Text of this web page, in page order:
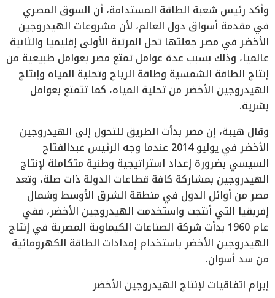
وأكد رئيس شعبة الطاقة المستدامة، أن السوق المصري
في مقدمة أسواق دول العالم، لأن مشروعات الهيدروجين
الأخضر في مصر جعلتها تحل المرتبة الأولى إقليميا والثانية
عالميا، وذلك بسبب عدة عوامل تمتع مصر بعوامل طبيعية من
إنتاج الطاقة الشمسية وطاقة الرياح وتحلية المياه وإنتاج
الهيدروجين الأخضر من تحلية المياه، كما تتمتع بعوامل
بشرية.
وقال هيبة، إن مصر بدأت الطريق للتحول إلى الهيدروجين
الأخضر في يوليو 2014 عندما وجه الرئيس عبدالفتاح
السيسي بضرورة إعداد استراتيجية وطنية متكاملة لإنتاج
الهيدروجين بمشاركة كافة قطاعات الدولة ذات صلة، وتعد
مصر من أوائل الدول في منطقة الشرق الأوسط وشمال
إفريقيا التي أنتجت واستخدمت الهيدروجين الأخضر، ففي
عام 1960 بدأت شركة الصناعات الكيماوية المصرية في إنتاج
الهيدروجين الأخضر باستخدام إمدادات الطاقة الكهرومائية
من سد أسوان.
إبرام اتفاقيات لإنتاج الهيدروجين الأخضر